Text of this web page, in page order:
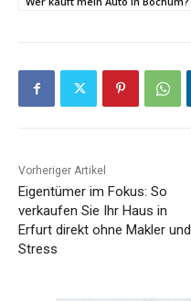
Vorheriger Artikel
Eigentümer im Fokus: So
verkaufen Sie Ihr Haus in
Erfurt direkt ohne Makler und
Stress